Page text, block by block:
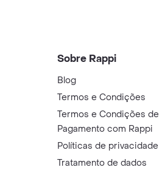
Sobre Rappi
Blog
Termos e Condições
Termos e Condições de
Pagamento com Rappi
Políticas de privacidade
Tratamento de dados